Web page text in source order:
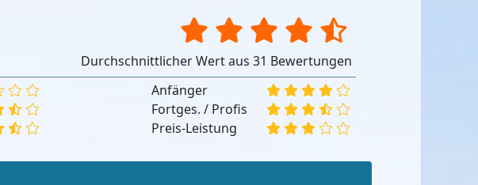
Durchschnittlicher Wert aus 31 Bewertungen
Anfänger
Fortges. / Profis
Preis-Leistung